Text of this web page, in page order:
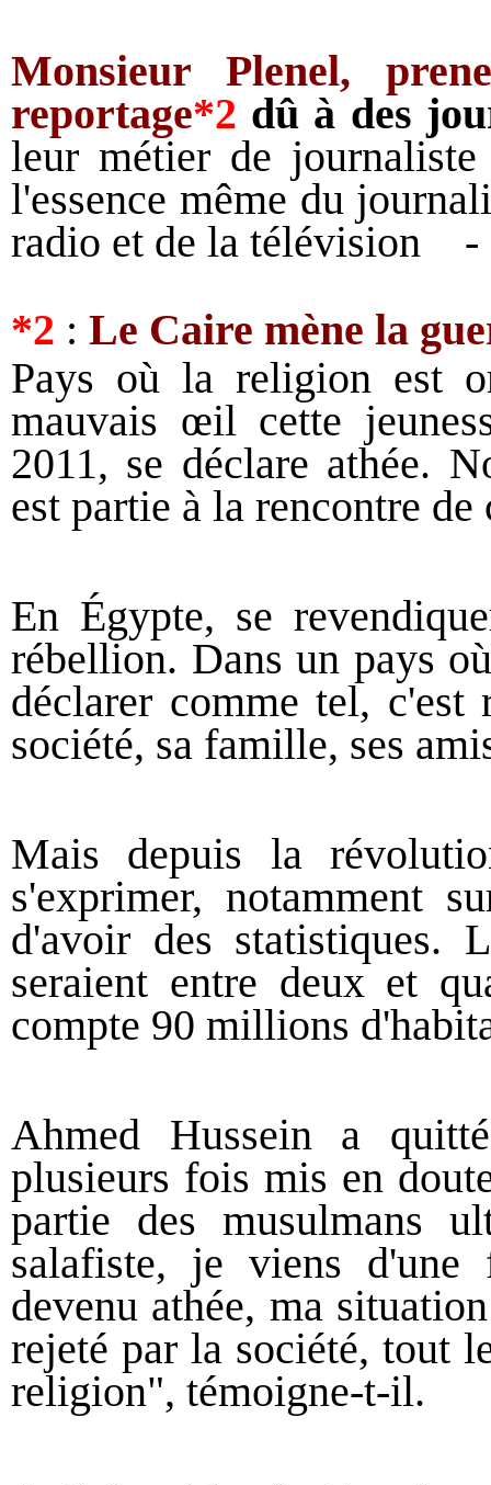
Monsieur Plenel,
reportage*2 dû à des
leur métier de
l'essence même du
radio et de la télévision -
*2 : Le Caire mène la
Pays où la religion est
mauvais œil cette
2011, se déclare athée.
est partie à la rencontre
En Égypte, se
rébellion. Dans un pays
déclarer comme tel,
société, sa famille, ses
Mais depuis la
s'exprimer, notamment
d'avoir des statistiques.
seraient entre deux et
compte 90 millions
Ahmed Hussein a
plusieurs fois mis en
partie des musulmans
salafiste, je viens
devenu athée, ma
rejeté par la société, tout
religion", témoigne-t-il.